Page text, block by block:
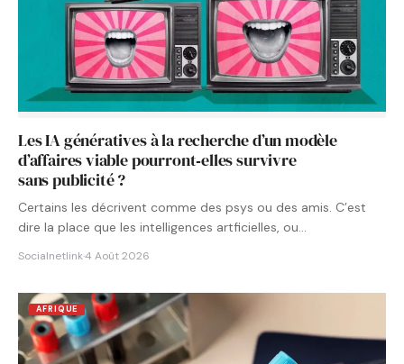
Les IA génératives à la recherche d’un modèle
d’affaires viable pourront‑elles survivre
sans publicité ?
Certains les décrivent comme des psys ou des amis. C’est
dire la place que les intelligences artficielles, ou…
Socialnetlink·4 Août 2026
AFRIQUE